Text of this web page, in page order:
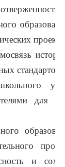
стандартов.
для
и